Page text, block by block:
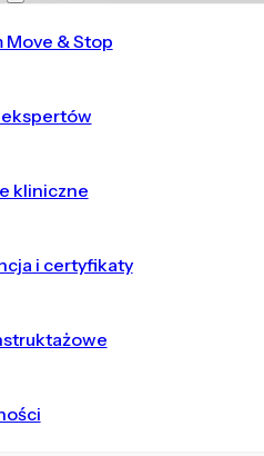
Move & Stop
kliniczne
i certyfikaty